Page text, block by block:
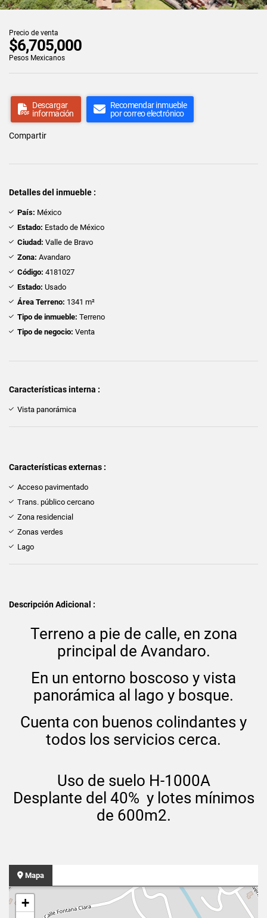
Precio de venta
$6,705,000
Pesos Mexicanos
Descargar
información
Recomendar inmueble
por correo electrónico
Compartir
Detalles del inmueble :
País: México
Estado: Estado de México
Ciudad: Valle de Bravo
Zona: Avandaro
Código: 4181027
Estado: Usado
Área Terreno: 1341 m²
Tipo de inmueble: Terreno
Tipo de negocio: Venta
Características interna :
Vista panorámica
Características externas :
Acceso pavimentado
Trans. público cercano
Zona residencial
Zonas verdes
Lago
Descripción Adicional :
Terreno a pie de calle, en zona
principal de Avandaro.
En un entorno boscoso y vista
panorámica al lago y bosque.
Cuenta con buenos colindantes y
todos los servicios cerca.
Uso de suelo H-1000A
Desplante del 40% y lotes mínimos
de 600m2.
Mapa
+